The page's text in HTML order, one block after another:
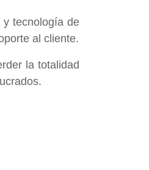
y tecnología de
al cliente.
la totalidad